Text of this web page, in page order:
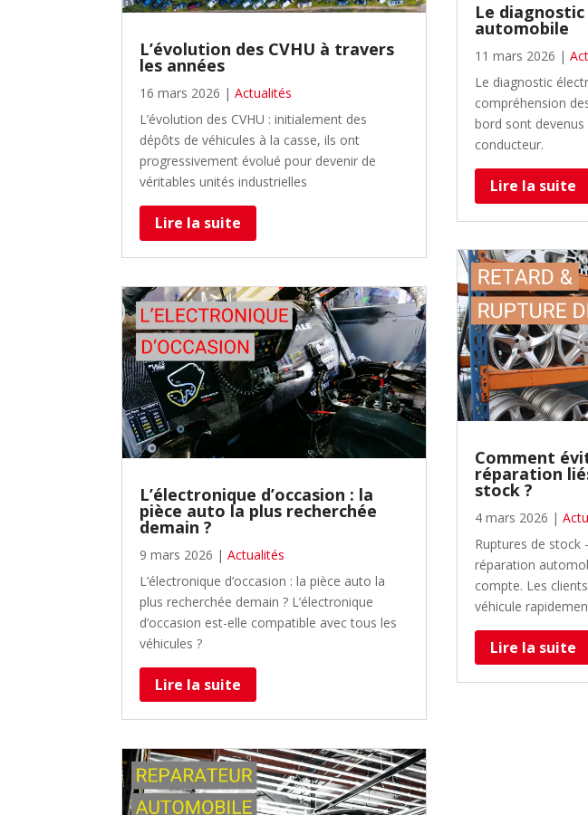
L’évolution des CVHU à travers
les années
16 mars 2026 |Actualités
L’évolution des CVHU : initialement des
dépôts de véhicules à la casse, ils ont
progressivement évolué pour devenir de
véritables unités industrielles
Lire la suite
L’électronique d’occasion : la
pièce auto la plus recherchée
demain ?
9 mars 2026 |Actualités
L’électronique d’occasion : la pièce auto la
plus recherchée demain ? L’électronique
d’occasion est-elle compatible avec tous les
véhicules ?
Lire la suite
Le
automobile
11 mars 2026 |
Le diagnostic
compréhension
bord sont
conducteur.
Lire la suite
Comment
réparation
stock ?
4 mars 2026 |
Ruptures de stock
réparation
compte. Les
véhicule
Lire la suite